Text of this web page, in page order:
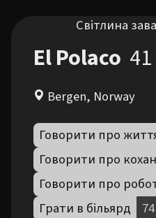
Світлина
El Polaco 41
Bergen, Norway
Говорити про
Говорити про
Говорити про
Грати в більярд
74